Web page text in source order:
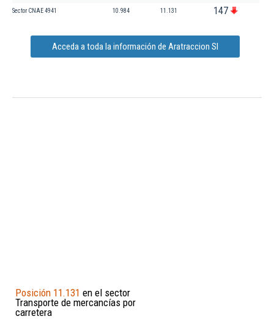
Sector CNAE 4941 10.984 11.131 147
Acceda a toda la información de Aratraccion Sl
Posición 11.131 en el sector
Transporte de mercancías por
carretera